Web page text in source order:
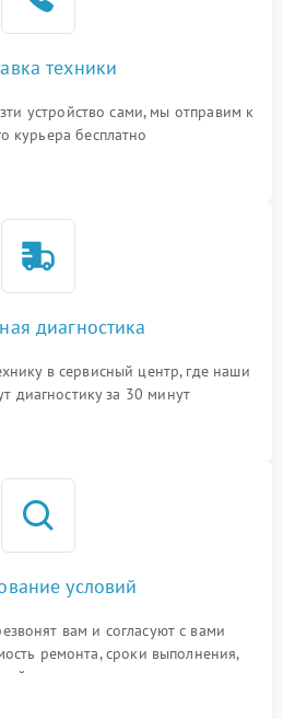
техники
устройство сами, мы отправим к
курьера бесплатно
диагностика
в сервисный центр, где наши
диагностику за 30 минут
условий
вам и согласуют с вами
ремонта, сроки выполнения,
условия